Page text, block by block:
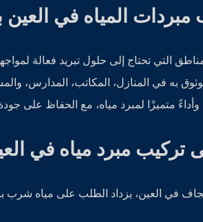
المياه في العين
التي تحتاج إلى حلول تبريد فعالة
به في المنازل، المكاتب، المدارس،
متميزًا لمبرد مياه، مع الحفاظ على
تركيب مبرد مياه في
في العين، يزداد الطلب على مياه شرب